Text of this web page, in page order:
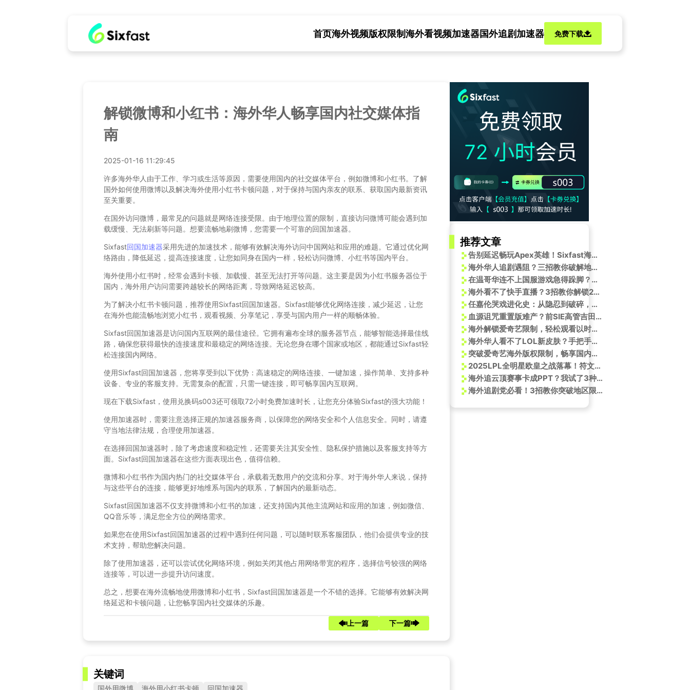
首页海外视频版权限制海外看视频加速器国外追剧加速器 免费下载
解锁微博和小红书：海外华人畅享国内社交媒体指
南
2025-01-16 11:29:45
许多海外华人由于工作、学习或生活等原因，需要使用国内的社交媒体平台，例如微博和小红书。了解
国外如何使用微博以及解决海外使用小红书卡顿问题，对于保持与国内亲友的联系、获取国内最新资讯
至关重要。
在国外访问微博，最常见的问题就是网络连接受限。由于地理位置的限制，直接访问微博可能会遇到加
载缓慢、无法刷新等问题。想要流畅地刷微博，您需要一个可靠的回国加速器。
Sixfast回国加速器采用先进的加速技术，能够有效解决海外访问中国网站和应用的难题。它通过优化网
络路由，降低延迟，提高连接速度，让您如同身在国内一样，轻松访问微博、小红书等国内平台。
海外使用小红书时，经常会遇到卡顿、加载慢、甚至无法打开等问题。这主要是因为小红书服务器位于
国内，海外用户访问需要跨越较长的网络距离，导致网络延迟较高。
为了解决小红书卡顿问题，推荐使用Sixfast回国加速器。Sixfast能够优化网络连接，减少延迟，让您
在海外也能流畅地浏览小红书，观看视频、分享笔记，享受与国内用户一样的顺畅体验。
Sixfast回国加速器是访问国内互联网的最佳途径。它拥有遍布全球的服务器节点，能够智能选择最佳线
路，确保您获得最快的连接速度和最稳定的网络连接。无论您身在哪个国家或地区，都能通过Sixfast轻
松连接国内网络。
使用Sixfast回国加速器，您将享受到以下优势：高速稳定的网络连接、一键加速，操作简单、支持多种
设备、专业的客服支持。无需复杂的配置，只需一键连接，即可畅享国内互联网。
现在下载Sixfast，使用兑换码s003还可领取72小时免费加速时长，让您充分体验Sixfast的强大功能！
使用加速器时，需要注意选择正规的加速器服务商，以保障您的网络安全和个人信息安全。同时，请遵
守当地法律法规，合理使用加速器。
在选择回国加速器时，除了考虑速度和稳定性，还需要关注其安全性、隐私保护措施以及客服支持等方
面。Sixfast回国加速器在这些方面表现出色，值得信赖。
微博和小红书作为国内热门的社交媒体平台，承载着无数用户的交流和分享。对于海外华人来说，保持
与这些平台的连接，能够更好地维系与国内的联系，了解国内的最新动态。
Sixfast回国加速器不仅支持微博和小红书的加速，还支持国内其他主流网站和应用的加速，例如微信、
QQ音乐等，满足您全方位的网络需求。
如果您在使用Sixfast回国加速器的过程中遇到任何问题，可以随时联系客服团队，他们会提供专业的技
术支持，帮助您解决问题。
除了使用加速器，还可以尝试优化网络环境，例如关闭其他占用网络带宽的程序，选择信号较强的网络
连接等，可以进一步提升访问速度。
总之，想要在海外流畅地使用微博和小红书，Sixfast回国加速器是一个不错的选择。它能够有效解决网
络延迟和卡顿问题，让您畅享国内社交媒体的乐趣。
上一篇 下一篇
关键词
国外用微博 海外用小红书卡顿 回国加速器
推荐文章
告别延迟畅玩Apex英雄！Sixfast海外华人必备神器
海外华人追剧遇阻？三招教你破解地区限制，流畅观看国内影视综艺
在温哥华连不上国服游戏急得跺脚？我试了3个土办法，最后一个真香了
海外看不了快手直播？3招教你解锁2025光合大会，潘长江说舞台就在手机里！
任嘉伦哭戏进化史：从隐忍到破碎，每一滴泪都砸在心上！海外追剧党必看解限攻略
血源诅咒重置版难产？前SIE高管吉田修平猜测：宫崎英高太忙了
海外解锁爱奇艺限制，轻松观看以时尚之名！
海外华人看不了LOL新皮肤？手把手教你解除微博地区限制，畅快追更英雄联盟2025绽灵节！
突破爱奇艺海外版权限制，畅享国内视频资源
2025LPL全明星欧皇之战落幕！符文扭蛋队碾压获胜，四大名场面引爆热议
海外追云顶赛事卡成PPT？我试了3种方法终于找到流畅看比赛的秘诀
海外追剧党必看！3招教你突破地区限制，畅享《守护者们》等国产好剧